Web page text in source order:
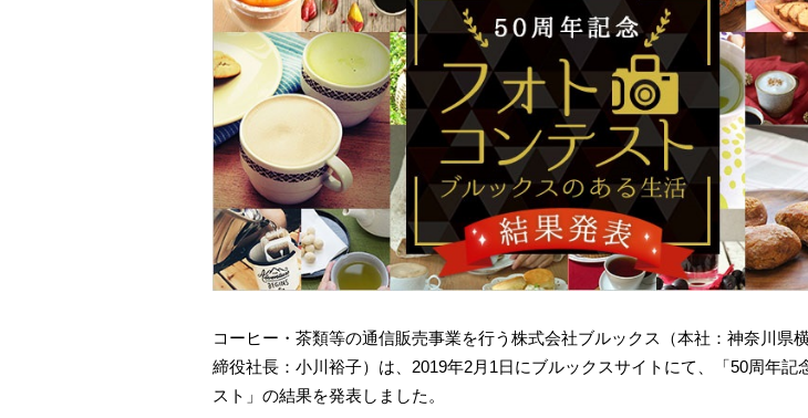
コーヒー・茶類等の通信販売事業を行う株式会社ブルックス（本社：神奈川県
締役社長：小川裕子）は、2019年2月1日にブルックスサイトにて、「50周年記
スト」の結果を発表しました。